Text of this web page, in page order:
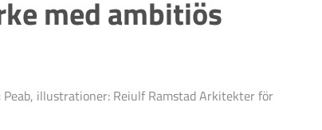
med ambitiös
Peab, illustrationer: Reiulf Ramstad Arkitekter för